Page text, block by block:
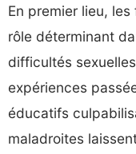
En premier lieu,
rôle déterminant
difficultés
expériences
éducatifs
maladroites